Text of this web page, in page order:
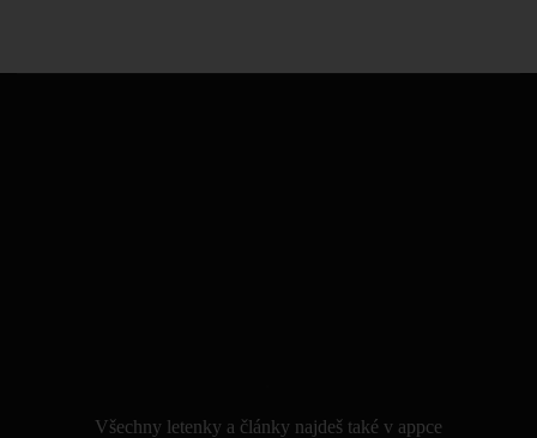
Všechny letenky a články najdeš také v appce